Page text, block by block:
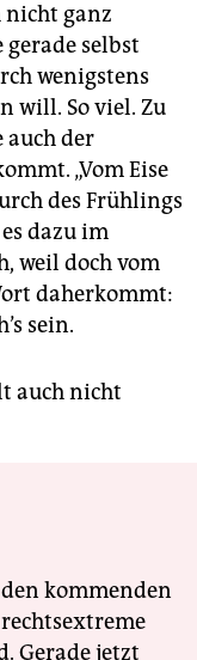
nicht ganz
selbst
wenigstens
will. So viel. Zu
auch der
„Vom Eise
des Frühlings
dazu im
weil doch vom
daherkommt:
sein.
auch nicht
kommenden
Gerade jetzt